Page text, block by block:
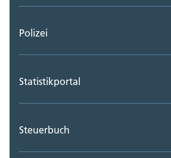
Polizei
Statistikportal
Steuerbuch